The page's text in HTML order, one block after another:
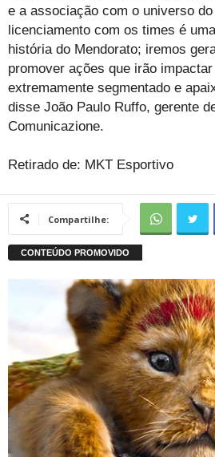
e a associação com o universo
licenciamento com os times é
história do Mendorato; iremos
promover ações que irão
extremamente segmentado e
disse João Paulo Ruffo, gerente
Comunicazione.
Retirado de: MKT Esportivo
Compartilhe: